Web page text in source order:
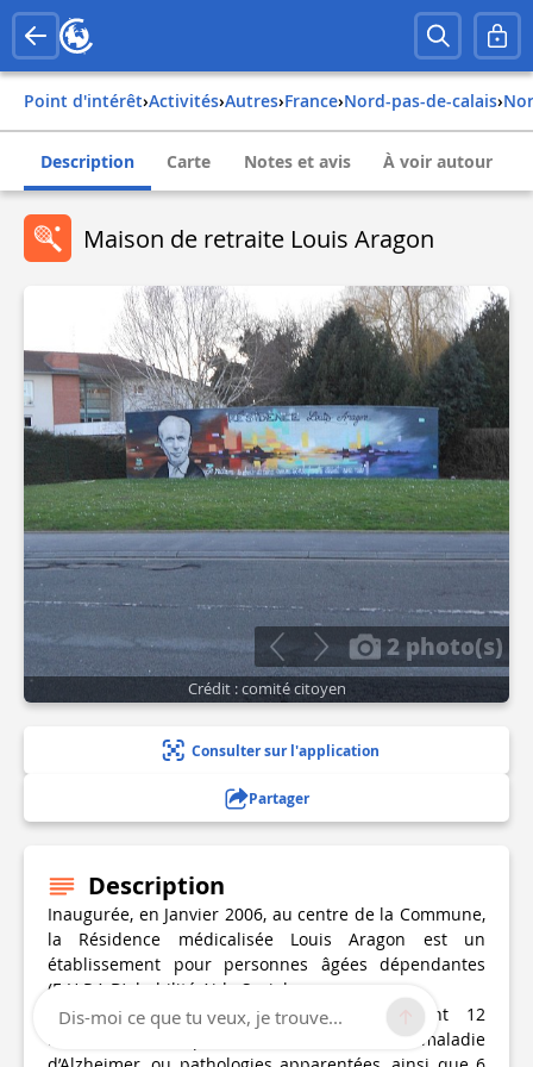
Point d'intérêt› Activités› Autres› france› nord-pas-de-calais›
Description Carte Notes et avis À voir autour
Maison de retraite Louis Aragon
2 photo(s)
Crédit : comité citoyen
Consulter sur l'application
Partager
Description
Inaugurée, en Janvier 2006, au centre de la Commune,
la Résidence médicalisée Louis Aragon est un
établissement pour personnes âgées dépendantes
(E.H.P.A.D), habilité Aide Sociale.
La Résidence comporte 69 chambres dont 12
réservées à des personnes atteintes de la maladie
Dis-moi ce que tu veux, je trouve...